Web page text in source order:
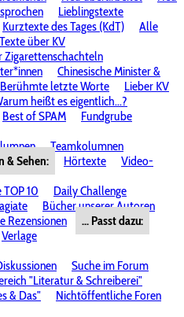
Lieblingstexte
Kurztexte des Tages (KdT)
Alle
Texte über KV
Zigarettenschachteln
Chinesische Minister &
Berühmte letzte Worte
Lieber KV
heißt es eigentlich...?
Best of SPAM
Fundgrube
Teamkolumnen
& Sehen: Hörtexte
Video-
TOP 10
Daily Challenge
Bücher unserer Autoren
Rezensionen
... Passt dazu:
Verlage
Suche im Forum
"Literatur & Schreiberei"
& Das"
Nichtöffentliche Foren